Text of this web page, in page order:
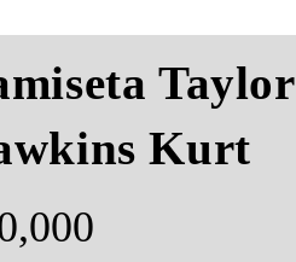
Taylor
Kurt